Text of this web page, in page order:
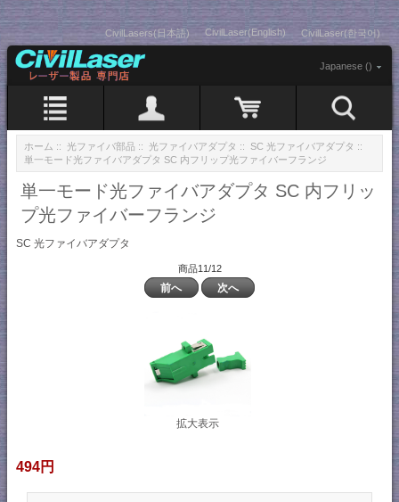
CivilLasers(日本語) CivilLaser(English) CivilLaser(한국어)
Japanese ()
ホーム :: 光ファイバ部品 :: 光ファイバアダプタ :: SC 光ファイバアダプタ ::
単一モード光ファイバアダプタ SC 内フリップ光ファイバーフランジ
単一モード光ファイバアダプタ SC 内フリッ
プ光ファイバーフランジ
SC 光ファイバアダプタ
商品11/12
前へ 次へ
拡大表示
494円